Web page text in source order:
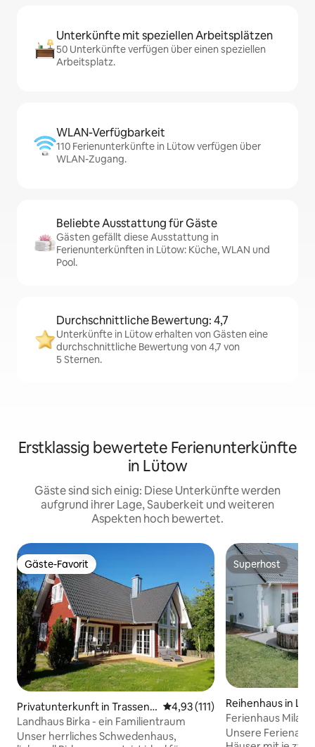
Unterkünfte mit speziellen Arbeitsplätzen
50 Unterkünfte verfügen über einen speziellen
Arbeitsplatz.
WLAN-Verfügbarkeit
110 Ferienunterkünfte in Lütow verfügen über
WLAN-Zugang.
Beliebte Ausstattung für Gäste
Gästen gefällt diese Ausstattung in
Ferienunterkünften in Lütow: Küche, WLAN und
Pool.
Durchschnittliche Bewertung: 4,7
Unterkünfte in Lütow erhalten von Gästen eine
durchschnittliche Bewertung von 4,7 von
5 Sternen.
Erstklassig bewertete Ferienunterkünfte
in Lütow
Gäste sind sich einig: Diese Unterkünfte werden
aufgrund ihrer Lage, Sauberkeit und weiteren
Aspekten hoch bewertet.
Gäste-Favorit
Gäste-Favorit
Privatunterkunft in Trassenh
eide
Durchschnittliche Bewertung:
4,93 (111)
Landhaus Birka - ein Familientraum
Unser herrliches Schwedenhaus,
Superhost
Superhost
Reihenhaus in
Ferienhaus Mila 6
Achterwasser
Unsere